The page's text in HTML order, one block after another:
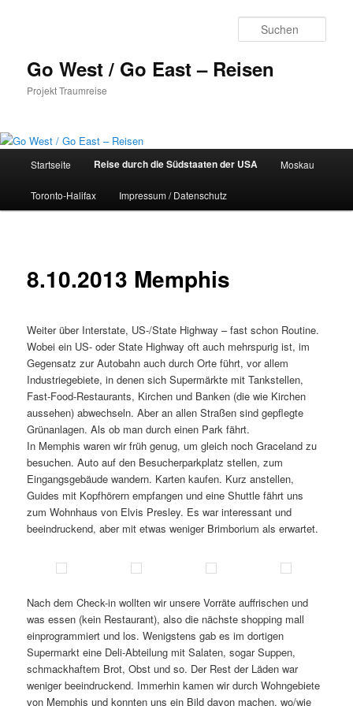
Go West / Go East – Reisen
Projekt Traumreise
Startseite Reise durch die Südstaaten der USA Moskau
Toronto-Halifax Impressum / Datenschutz
8.10.2013 Memphis
Weiter über Interstate, US-/State Highway – fast schon Routine.
Wobei ein US- oder State Highway oft auch mehrspurig ist, im
Gegensatz zur Autobahn auch durch Orte führt, vor allem
Industriegebiete, in denen sich Supermärkte mit Tankstellen,
Fast-Food-Restaurants, Kirchen und Banken (die wie Kirchen
aussehen) abwechseln. Aber an allen Straßen sind gepflegte
Grünanlagen. Als ob man durch einen Park fährt.
In Memphis waren wir früh genug, um gleich noch Graceland zu
besuchen. Auto auf den Besucherparkplatz stellen, zum
Eingangsgebäude wandern. Karten kaufen. Kurz anstellen,
Guides mit Kopfhörern empfangen und eine Shuttle fährt uns
zum Wohnhaus von Elvis Presley. Es war interessant und
beeindruckend, aber mit etwas weniger Brimborium als erwartet.
Nach dem Check-in wollten wir unsere Vorräte auffrischen und
was essen (kein Restaurant), also die nächste shopping mall
einprogrammiert und los. Wenigstens gab es im dortigen
Supermarkt eine Deli-Abteilung mit Salaten, sogar Suppen,
schmackhaftem Brot, Obst und so. Der Rest der Läden war
weniger beeindruckend. Immerhin kamen wir durch Wohngebiete
von Memphis und konnten uns ein Bild davon machen, wo/wie